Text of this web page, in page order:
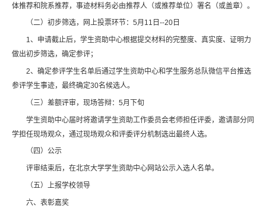
体推荐和院系推荐，事迹材料务必由推荐人（或推荐单位）署名（或盖章）。
（二）初步筛选，网上投票环节：5月11日--20日
1、申请截止后，学生资助中心根据提交材料的完整度、真实度、证明力
做出初步筛选，确定参评；
2、确定参评学生名单后通过学生资助中心和学生服务总队微信平台推选
参评学生事迹，最终确定30名候选人。
（三）差额评审，现场答辩：5月下旬
学生资助中心届时将邀请学生资助工作委员会老师担任评委，邀请部分同
学担任现场观众，通过现场观众和评委评分机制选出最终人选。
（四）公示
评审结束后，在北京大学学生资助中心网站公示入选人名单。
（五）上报学校领导
六、表彰嘉奖